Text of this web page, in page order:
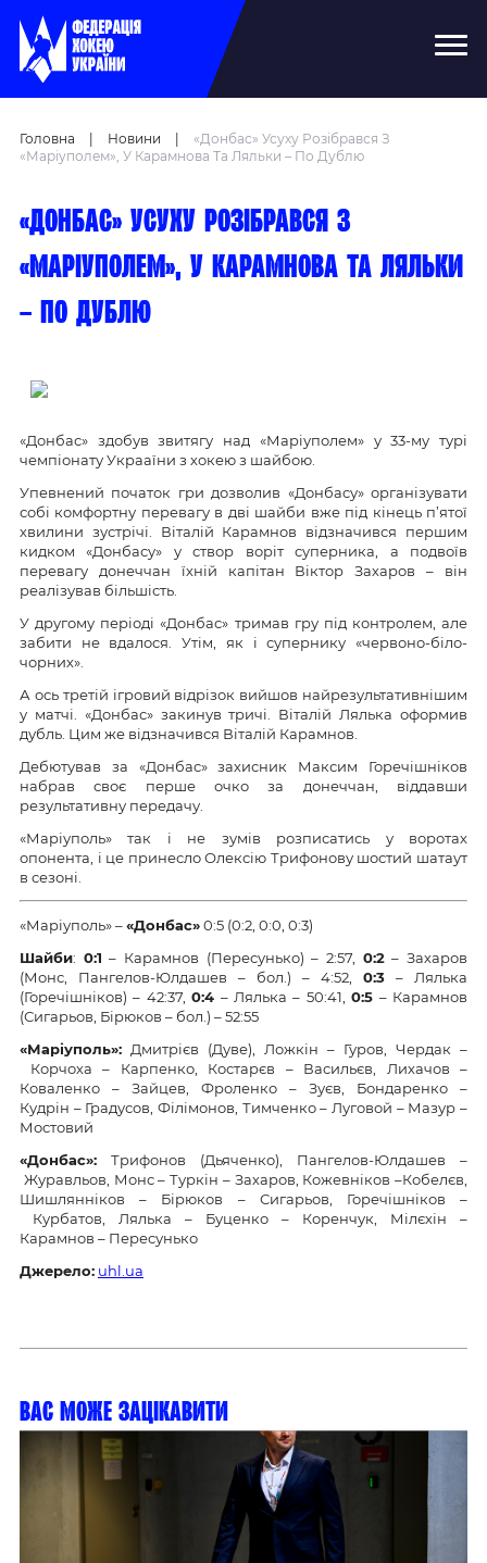
Головна Новини
«Донбас» Усуху Розібрався З
«Маріуполем», У Карамнова Та Ляльки – По Дублю
«Донбас» усуху розібрався з
«Маріуполем», у Карамнова та Ляльки
– по дублю
«Донбас» здобув звитягу над «Маріуполем» у 33-му турі
чемпіонату Украаїни з хокею з шайбою.
Упевнений початок гри дозволив «Донбасу» організувати
собі комфортну перевагу в дві шайби вже під кінець п’ятої
хвилини зустрічі. Віталій Карамнов відзначився першим
кидком «Донбасу» у створ воріт суперника, а подвоїв
перевагу донеччан їхній капітан Віктор Захаров – він
реалізував більшість.
У другому періоді «Донбас» тримав гру під контролем, але
забити не вдалося. Утім, як і супернику «червоно-біло-
чорних».
А ось третій ігровий відрізок вийшов найрезультативнішим
у матчі. «Донбас» закинув тричі. Віталій Лялька оформив
дубль. Цим же відзначився Віталій Карамнов.
Дебютував за «Донбас» захисник Максим Горечішніков
набрав своє перше очко за донеччан, віддавши
результативну передачу.
«Маріуполь» так і не зумів розписатись у воротах
опонента, і це принесло Олексію Трифонову шостий шатаут
в сезоні.
«Маріуполь» –«Донбас»0:5 (0:2, 0:0, 0:3)
Шайби: 0:1 – Карамнов (Пересунько) – 2:57, 0:2– Захаров
(Монс, Пангелов-Юлдашев – бол.) – 4:52, 0:3 – Лялька
(Горечішніков) – 42:37,0:4 – Лялька – 50:41,0:5 – Карамнов
(Сигарьов, Бірюков – бол.) – 52:55
«Маріуполь»: Дмитрієв (Дуве), Ложкін – Гуров, Чердак –
Корчоха – Карпенко, Костарєв – Васильєв, Лихачов –
Коваленко – Зайцев, Фроленко – Зуєв, Бондаренко –
Кудрін – Градусов, Філімонов, Тимченко – Луговой – Мазур –
Мостовий
«Донбас»: Трифонов (Дьяченко), Пангелов-Юлдашев –
Журавльов, Монс – Туркін – Захаров, Кожевніков –Кобелєв,
Шишлянніков – Бірюков – Сигарьов, Горечішніков –
Курбатов, Лялька – Буценко – Коренчук, Мілєхін –
Карамнов – Пересунько
Джерело: uhl.ua
Вас може зацікавити